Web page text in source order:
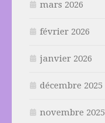
mars 2026
février 2026
janvier 2026
décembre 2025
novembre 2025